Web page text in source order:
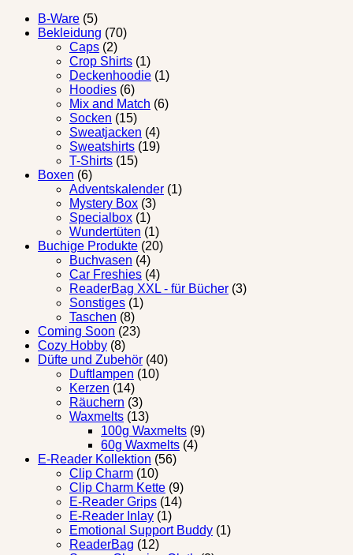
B-Ware (5)
Bekleidung (70)
Caps (2)
Crop Shirts (1)
Deckenhoodie (1)
Hoodies (6)
Mix and Match (6)
Socken (15)
Sweatjacken (4)
Sweatshirts (19)
T-Shirts (15)
Boxen (6)
Adventskalender (1)
Mystery Box (3)
Specialbox (1)
Wundertüten (1)
Buchige Produkte (20)
Buchvasen (4)
Car Freshies (4)
ReaderBag XXL - für Bücher (3)
Sonstiges (1)
Taschen (8)
Coming Soon (23)
Cozy Hobby (8)
Düfte und Zubehör (40)
Duftlampen (10)
Kerzen (14)
Räuchern (3)
Waxmelts (13)
100g Waxmelts (9)
60g Waxmelts (4)
E-Reader Kollektion (56)
Clip Charm (10)
Clip Charm Kette (9)
E-Reader Grips (14)
E-Reader Inlay (1)
Emotional Support Buddy (1)
ReaderBag (12)